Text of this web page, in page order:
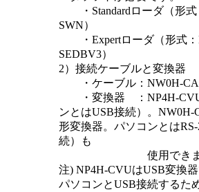
・Standardローダ（形式
SWN）
・Expertローダ（形式：
SEDBV3）
2）接続ケーブルと変換器
・ケーブル：NW0H-
・変換器 ：NP4H-CVU
ンとはUSB接続）。NW0H-
形変換器。パソコンとはRS-
続）も
使用できます
注) NP4H-CVUはUSB変換器
パソコンとUSB接続するた